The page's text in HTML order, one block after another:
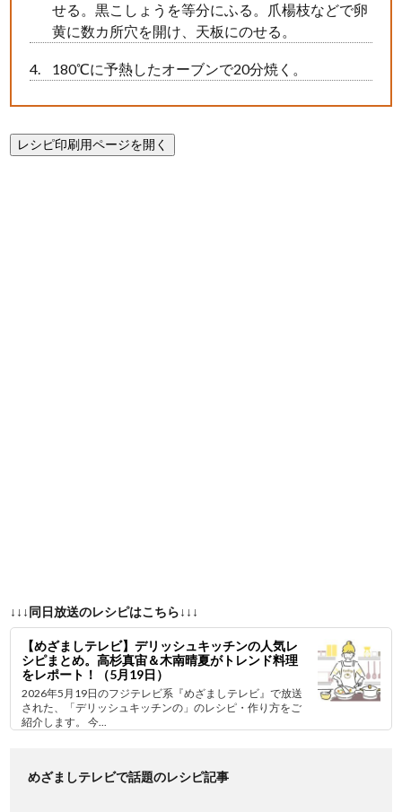
せる。黒こしょうを等分にふる。爪楊枝などで卵
黄に数カ所穴を開け、天板にのせる。
180℃に予熱したオーブンで20分焼く。
↓↓↓同日放送のレシピはこちら↓↓↓
【めざましテレビ】デリッシュキッチンの人気レ
シピまとめ。高杉真宙＆木南晴夏がトレンド料理
をレポート！（5月19日）
2026年5月19日のフジテレビ系『めざましテレビ』で放送
された、「デリッシュキッチンの」のレシピ・作り方をご
紹介します。 今...
めざましテレビで話題のレシピ記事